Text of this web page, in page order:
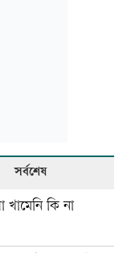
সর্বশেষ
কি না